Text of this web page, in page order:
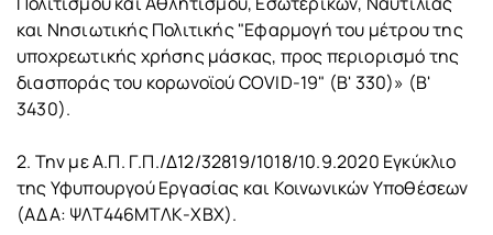
και Νησιωτικής Πολιτικής "Εφαρμογή του μέτρου της
υποχρεωτικής χρήσης μάσκας, προς περιορισμό της
διασποράς του κορωνοϊού COVID-19" (Β' 330)» (Β'
3430).
2. Την με Α.Π. Γ.Π./Δ12/32819/1018/10.9.2020 Εγκύκλιο
της Υφυπουργού Εργασίας και Κοινωνικών Υποθέσεων
(ΑΔΑ: ΨΛΤ446ΜΤΛΚ-ΧΒΧ).